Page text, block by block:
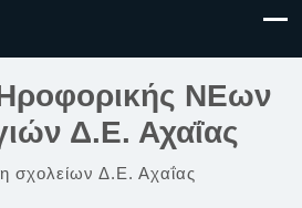
ΝΕων
Δ.Ε. Αχαΐας
σχολείων Δ.Ε. Αχαΐας